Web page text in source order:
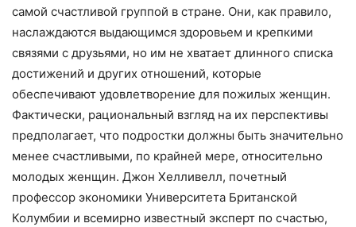
самой счастливой группой в стране. Они, как правило,
наслаждаются выдающимся здоровьем и крепкими
связями с друзьями, но им не хватает длинного списка
достижений и других отношений, которые
обеспечивают удовлетворение для пожилых женщин.
Фактически, рациональный взгляд на их перспективы
предполагает, что подростки должны быть значительно
менее счастливыми, по крайней мере, относительно
молодых женщин. Джон Хелливелл, почетный
профессор экономики Университета Британской
Колумбии и всемирно известный эксперт по счастью,